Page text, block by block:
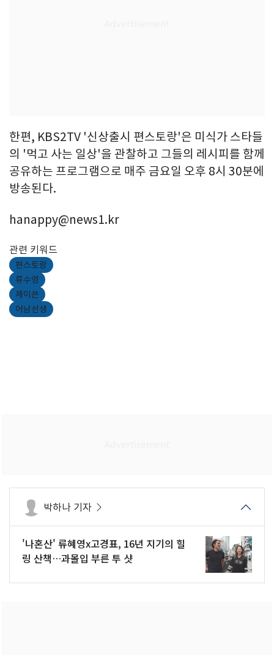
한편, KBS2TV '신상출시 편스토랑'은 미식가 스타들
의 '먹고 사는 일상'을 관찰하고 그들의 레시피를 함께
공유하는 프로그램으로 매주 금요일 오후 8시 30분에
방송된다.
hanappy@news1.kr
관련 키워드
편스토랑
류수영
제이쓴
어남선생
박하나 기자
'나혼산' 류혜영x고경표, 16년 지기의 힐
링 산책…과몰입 부른 투 샷